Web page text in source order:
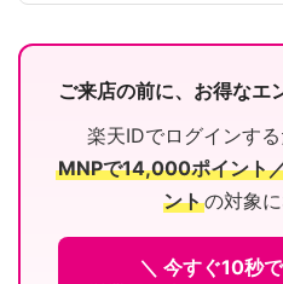
ご来店の前に、お得なエ
楽天IDでログインする
MNPで14,000ポイント
ントの対象に
＼ 今すぐ10秒